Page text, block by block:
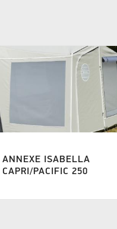
ANNEXE ISABELLA
CAPRI/PACIFIC 250